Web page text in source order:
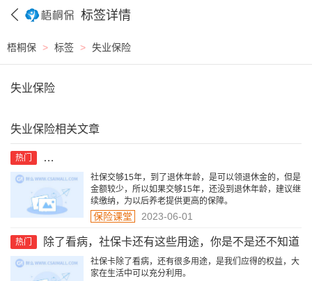
标签详情
梧桐保 > 标签 > 失业保险
失业保险
失业保险相关文章
热门 社保交够15年，没到退休年龄怎么办？还用继续交吗？
社保交够15年，到了退休年龄，是可以领退休金的，但是
金额较少，所以如果交够15年，还没到退休年龄，建议继
续缴纳，为以后养老提供更高的保障。
保险课堂 2023-06-01
热门 除了看病，社保卡还有这些用途，你是不是还不知道
社保卡除了看病，还有很多用途，是我们应得的权益，大
家在生活中可以充分利用。